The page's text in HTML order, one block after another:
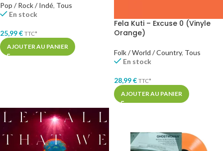
Pop / Rock / Indé, Tous
En stock
25,99€ TTC*
AJOUTER AU PANIER
Fela Kuti – Excuse 0 (Vinyle
Orange)
Folk / World / Country, Tous
En stock
28,99€ TTC*
AJOUTER AU PANIER